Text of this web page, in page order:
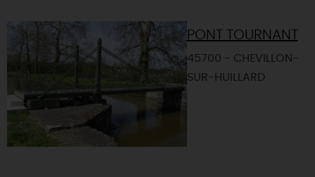
PONT TOURNANT
45700 - CHEVILLON-
SUR-HUILLARD